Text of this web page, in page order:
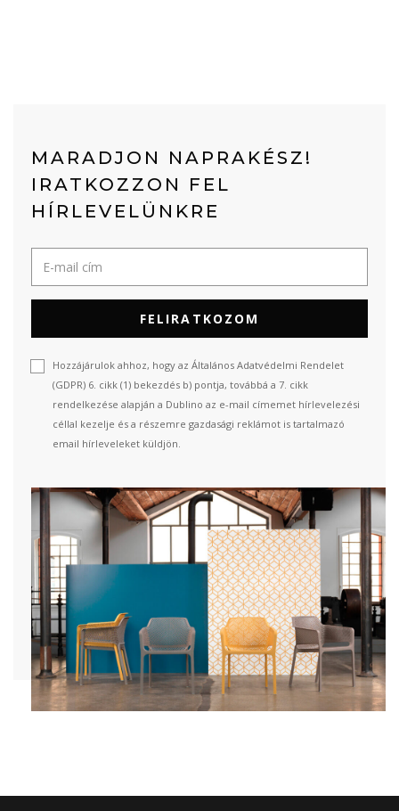
MARADJON NAPRAKÉSZ!
IRATKOZZON FEL
HÍRLEVELÜNKRE
FELIRATKOZOM
Hozzájárulok ahhoz, hogy az Általános Adatvédelmi Rendelet
(GDPR) 6. cikk (1) bekezdés b) pontja, továbbá a 7. cikk
rendelkezése alapján a Dublino az e-mail címemet hírlevelezési
céllal kezelje és a részemre gazdasági reklámot is tartalmazó
email hírleveleket küldjön.